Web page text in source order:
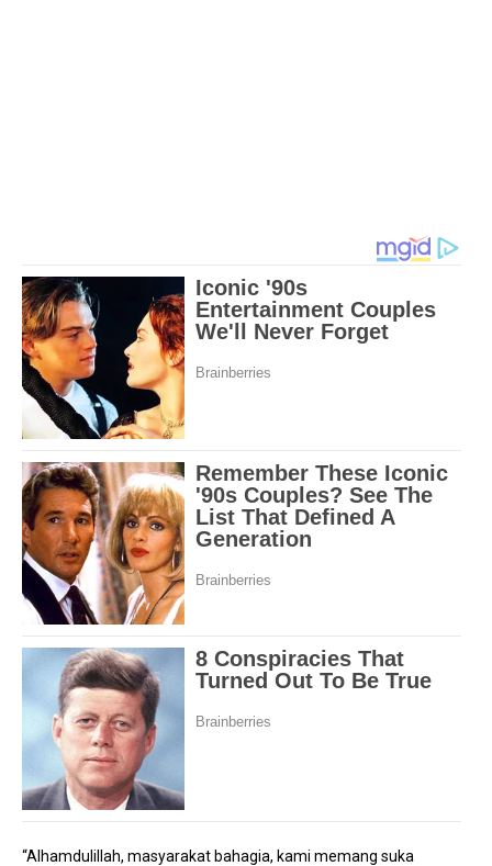
“Alhamdulillah, masyarakat bahagia, kami memang suka